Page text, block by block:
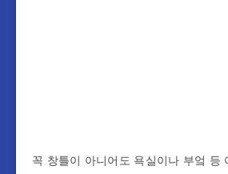
꼭 창틀이 아니어도 욕실이나 부엌 등